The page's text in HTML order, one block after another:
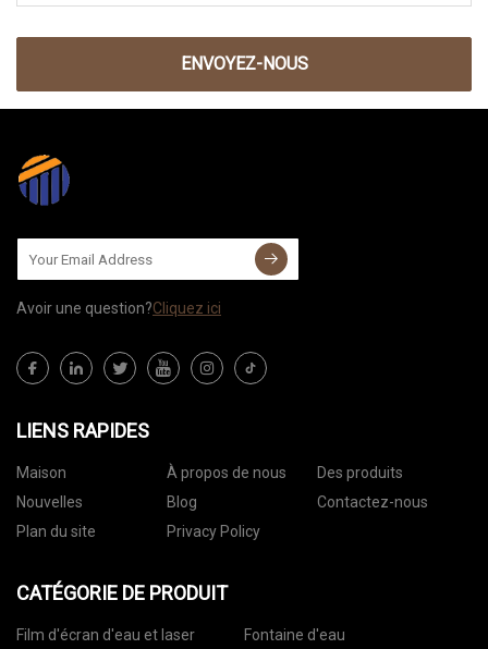
ENVOYEZ-NOUS
Avoir une question?Cliquez ici
LIENS RAPIDES
Maison À propos de nous
Des produits
Nouvelles
Blog
Contactez-nous
Plan du site
Privacy Policy
CATÉGORIE DE PRODUIT
Film d'écran d'eau et laser Fontaine d'eau